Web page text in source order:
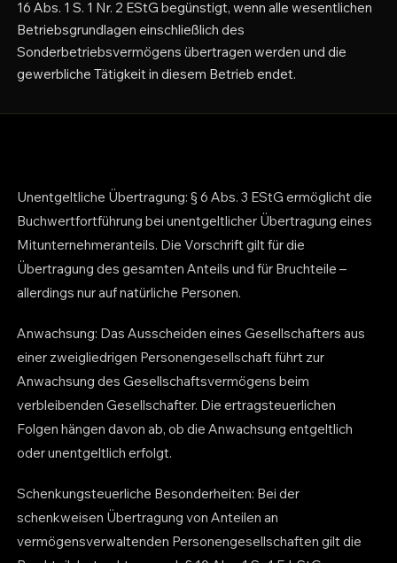
16 Abs. 1 S. 1 Nr. 2 EStG begünstigt, wenn alle wesentlichen
Betriebsgrundlagen einschließlich des
Sonderbetriebsvermögens übertragen werden und die
gewerbliche Tätigkeit in diesem Betrieb endet.
Unentgeltliche Übertragung: § 6 Abs. 3 EStG ermöglicht die
Buchwertfortführung bei unentgeltlicher Übertragung eines
Mitunternehmeranteils. Die Vorschrift gilt für die
Übertragung des gesamten Anteils und für Bruchteile –
allerdings nur auf natürliche Personen.
Anwachsung: Das Ausscheiden eines Gesellschafters aus
einer zweigliedrigen Personengesellschaft führt zur
Anwachsung des Gesellschaftsvermögens beim
verbleibenden Gesellschafter. Die ertragsteuerlichen
Folgen hängen davon ab, ob die Anwachsung entgeltlich
oder unentgeltlich erfolgt.
Schenkungsteuerliche Besonderheiten: Bei der
schenkweisen Übertragung von Anteilen an
vermögensverwaltenden Personengesellschaften gilt die